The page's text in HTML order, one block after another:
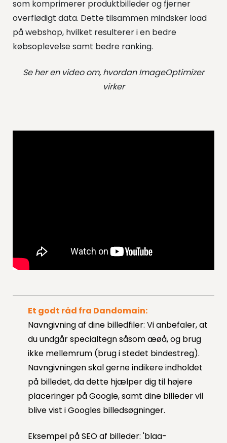
som komprimerer produktbilleder og fjerner
overflødigt data. Dette tilsammen mindsker load
på webshop, hvilket resulterer i en bedre
købsoplevelse samt bedre ranking.
Se her en video om, hvordan ImageOptimizer
virker
Et godt råd fra Dandomain:
Navngivning af dine billedfiler: Vi anbefaler, at
du undgår specialtegn såsom æøå, og brug
ikke mellemrum (brug i stedet bindestreg).
Navngivningen skal gerne indikere indholdet
på billedet, da dette hjælper dig til højere
placeringer på Google, samt dine billeder vil
blive vist i Googles billedsøgninger.
Eksempel på SEO af billeder: 'blaa-